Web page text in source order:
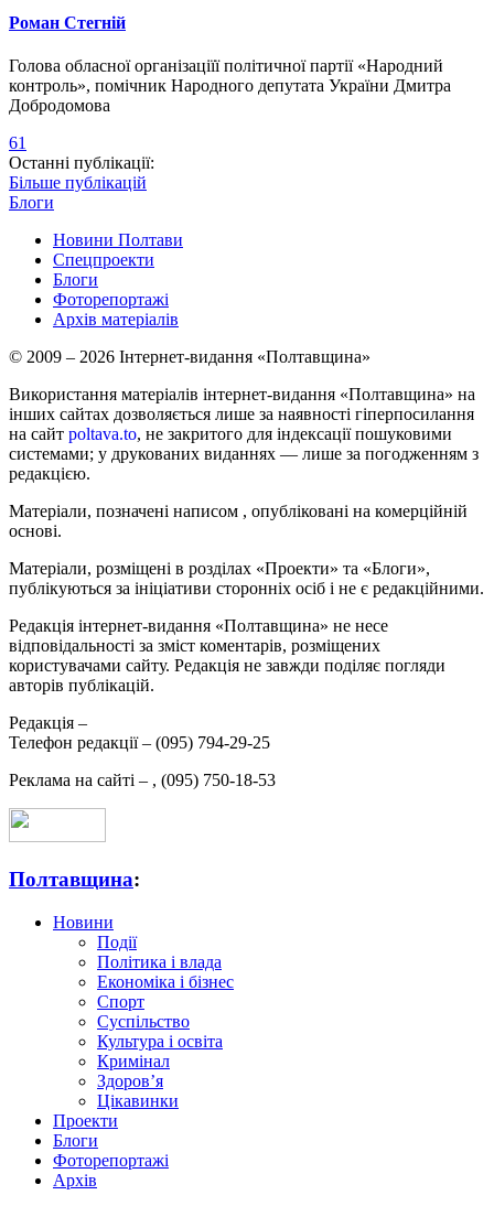
Роман Стегній
Голова обласної організаціїї політичної партії «Народний
контроль», помічник Народного депутата України Дмитра
Добродомова
61
Останні публікації:
Більше публікацій
Блоги
Новини Полтави
Спецпроекти
Блоги
Фоторепортажі
Архів матеріалів
© 2009 – 2026 Інтернет-видання «Полтавщина»
Використання матеріалів інтернет-видання «Полтавщина» на
інших сайтах дозволяється лише за наявності гіперпосилання
на сайт poltava.to, не закритого для індексації пошуковими
системами; у друкованих виданнях — лише за погодженням з
редакцією.
Матеріали, позначені написом , опубліковані на комерційній
основі.
Матеріали, розміщені в розділах «Проекти» та «Блоги»,
публікуються за ініціативи сторонніх осіб і не є редакційними.
Редакція інтернет-видання «Полтавщина» не несе
відповідальності за зміст коментарів, розміщених
користувачами сайту. Редакція не завжди поділяє погляди
авторів публікацій.
Редакція –
Телефон редакції – (095) 794-29-25
Реклама на сайті – , (095) 750-18-53
Полтавщина:
Новини
Події
Політика і влада
Економіка і бізнес
Спорт
Суспільство
Культура і освіта
Кримінал
Здоров’я
Цікавинки
Проекти
Блоги
Фоторепортажі
Архів